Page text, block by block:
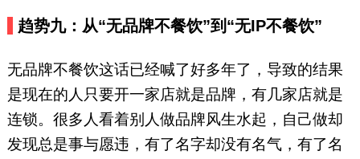
趋势九：从“无品牌不餐饮”到“无IP不餐饮”
无品牌不餐饮这话已经喊了好多年了，导致的结果
是现在的人只要开一家店就是品牌，有几家店就是
连锁。很多人看着别人做品牌风生水起，自己做却
发现总是事与愿违，有了名字却没有名气，有了名